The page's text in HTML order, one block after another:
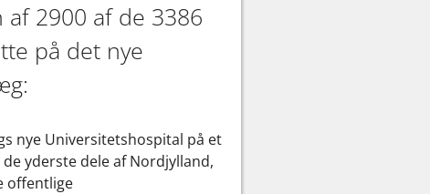
2900 af de 3386
på det nye
nye Universitetshospital på et
yderste dele af Nordjylland,
offentlige